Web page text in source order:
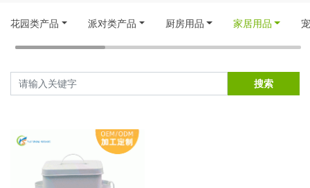
花园类产品 派对类产品 厨房用品 家居用品
搜索